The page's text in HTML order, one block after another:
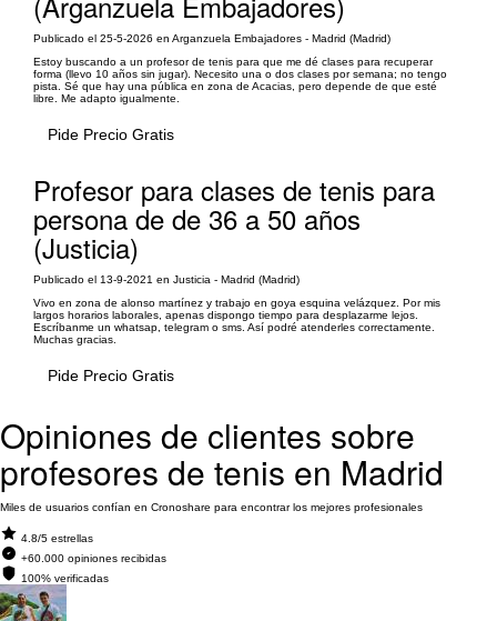
Publicado el 25-5-2026 en Arganzuela Embajadores - Madrid (Madrid)
Estoy buscando a un profesor de tenis para que me dé clases para recuperar
forma (llevo 10 años sin jugar). Necesito una o dos clases por semana; no tengo
pista. Sé que hay una pública en zona de Acacias, pero depende de que esté
libre. Me adapto igualmente.
Pide Precio Gratis
Profesor para clases de tenis para
persona de de 36 a 50 años
(Justicia)
Publicado el 13-9-2021 en Justicia - Madrid (Madrid)
Vivo en zona de alonso martínez y trabajo en goya esquina velázquez. Por mis
largos horarios laborales, apenas dispongo tiempo para desplazarme lejos.
Escríbanme un whatsap, telegram o sms. Así podré atenderles correctamente.
Muchas gracias.
Pide Precio Gratis
Opiniones de clientes sobre
profesores de tenis en Madrid
Miles de usuarios confían en Cronoshare para encontrar los mejores profesionales
4.8/5 estrellas
+60.000 opiniones recibidas
100% verificadas